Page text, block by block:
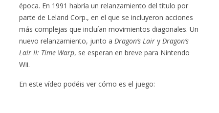
época. En 1991 habría un relanzamiento del título por
parte de Leland Corp., en el que se incluyeron acciones
más complejas que incluían movimientos diagonales. Un
nuevo relanzamiento, junto a Dragon’s Lair y Dragon’s
Lair II: Time Warp, se esperan en breve para Nintendo
Wii.
En este vídeo podéis ver cómo es el juego: